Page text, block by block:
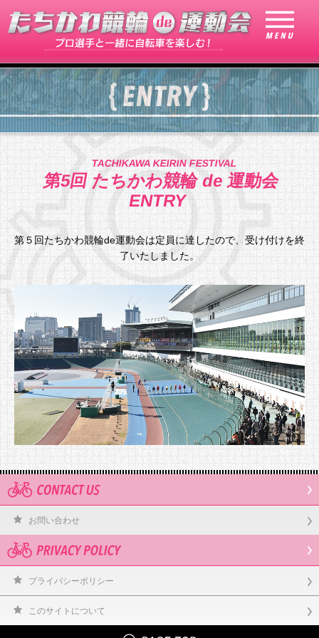
TACHIKAWA KEIRIN FESTIVAL
第5回 たちかわ競輪 de 運動会
ENTRY
第５回たちかわ競輪de運動会は定員に達したので、受け付けを終
了いたしました。
お問い合わせ
プライバシーポリシー
このサイトについて